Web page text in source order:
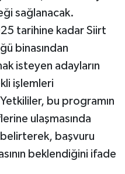
sağlanacak.
tarihine kadar Siirt
binasından
isteyen adayların
işlemleri
bu programın
ulaşmasında
başvuru
beklendiğini ifade